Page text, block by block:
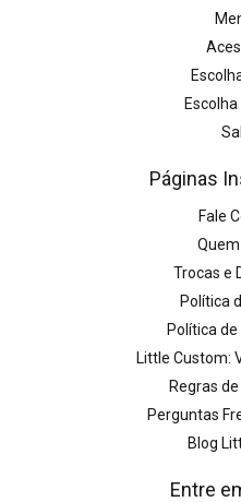
Páginas
Fale
Trocas e
Política
Política
Little Custom:
Regras
Perguntas
Blog
Entre